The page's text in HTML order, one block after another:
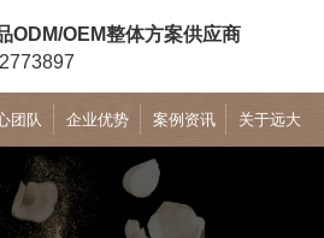
ODM/OEM整体方案供应商
团队 企业优势 案例资讯 关于远大